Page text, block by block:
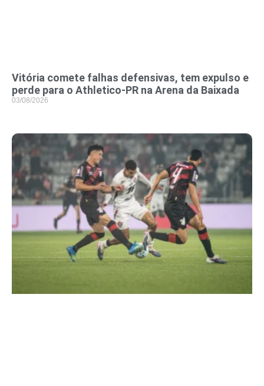
Vitória comete falhas defensivas, tem expulso e
perde para o Athletico-PR na Arena da Baixada
03/08/2026